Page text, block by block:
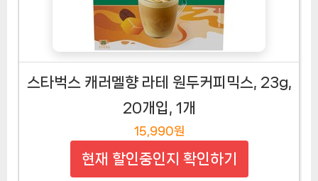
스타벅스 캐러멜향 라테 원두커피믹스, 23g,
20개입, 1개
15,990원
현재 할인중인지 확인하기